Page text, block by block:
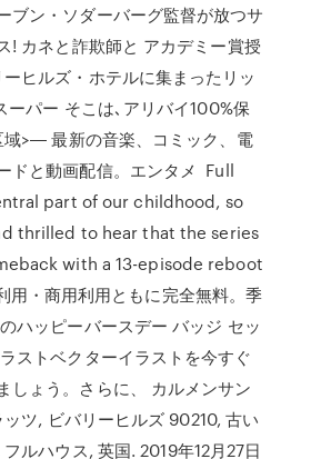
ブン・ソダーバーグ監督が放つサ
! カネと詐欺師と アカデミー賞授
ヒルズ・ホテルに集まったリッ
ーパー そこは､アリバイ100%保
域>― 最新の音楽、コミック、電
ドと動画配信。エンタメ Full
part of our childhood, so
thrilled to hear that the series
with a 13-episode reboot
・商用利用ともに完全無料。季
ハッピーバースデー バッジ セッ
ストベクターイラストを今すぐ
しょう。さらに、 カルメンサン
ツ, ビバリーヒルズ 90210, 古い
ルハウス, 英国. 2019年12月27日